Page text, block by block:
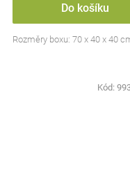
Do košíku
Rozměry boxu: 70 x 40 x 40
Kód: